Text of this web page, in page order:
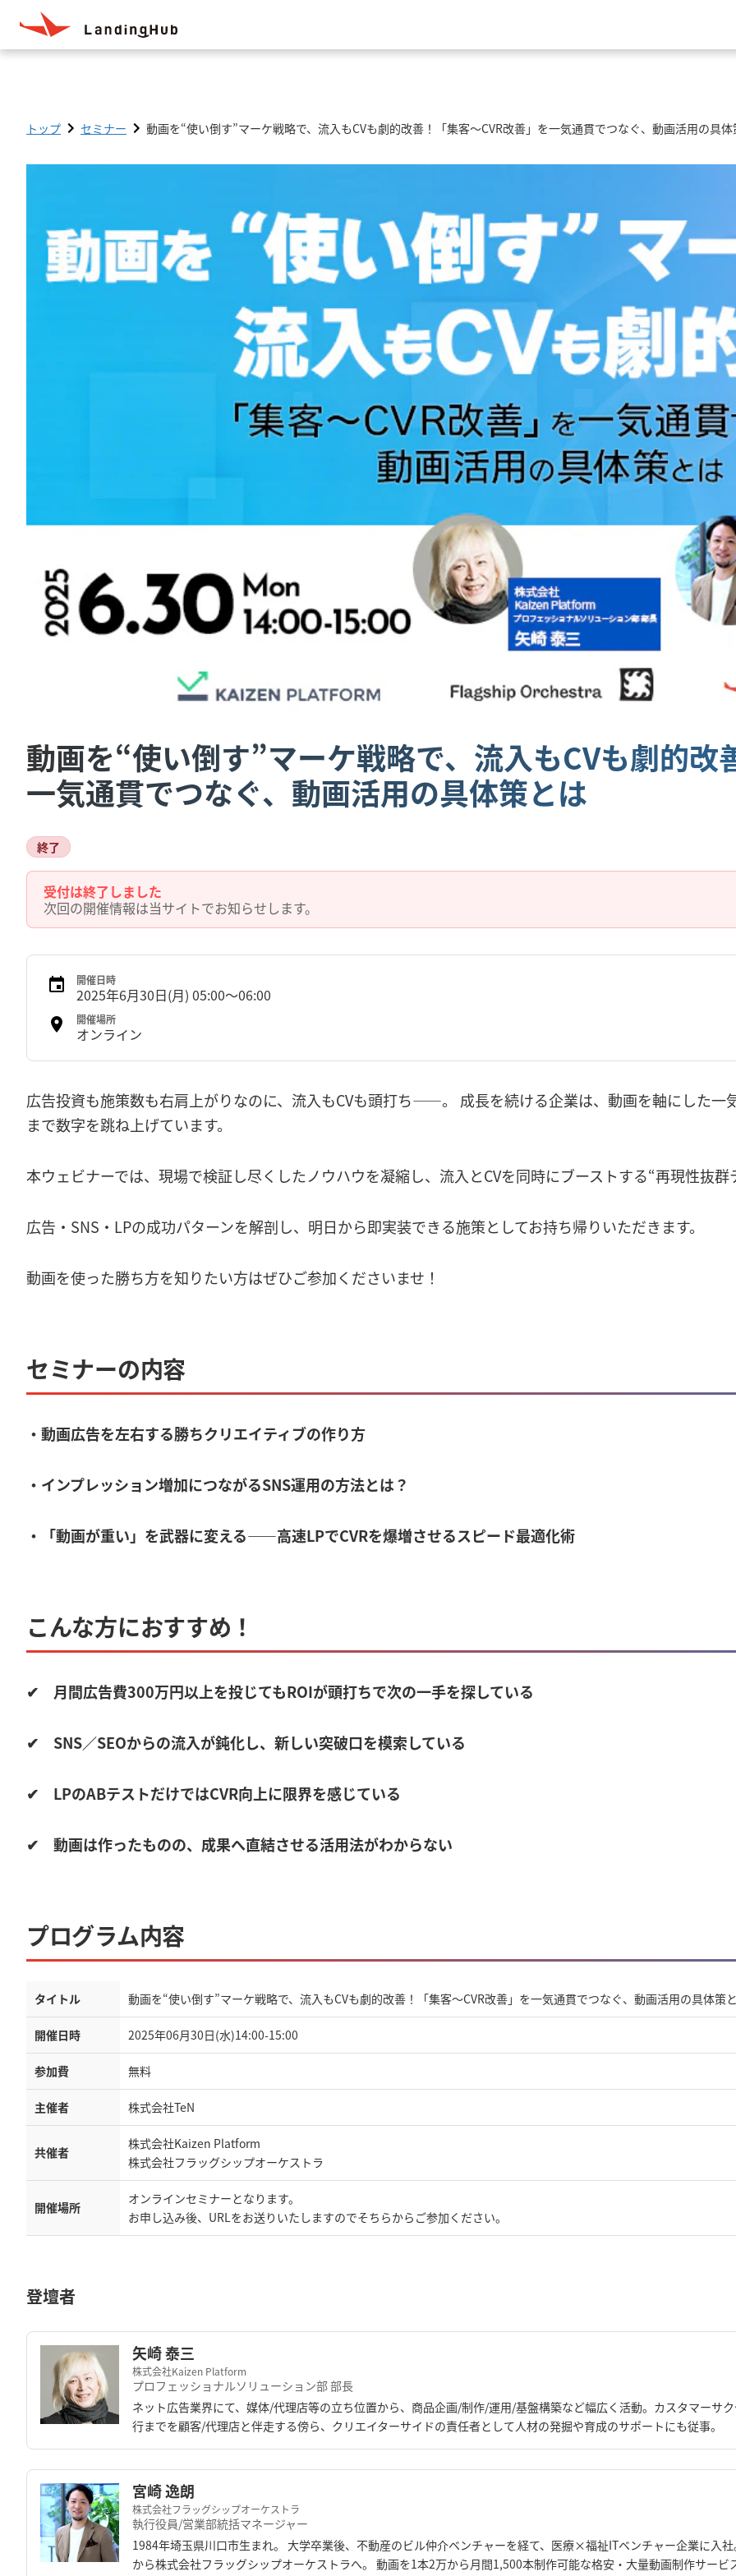
トップ セミナー 動画を“使い倒す”マーケ戦略で、流入もCVも劇的改善！「集客〜CVR改善」を一気通貫でつなぐ、動画活用の具
動画を“使い倒す”マーケ戦略で、流入もCVも劇的改
一気通貫でつなぐ、動画活用の具体策とは
終了
受付は終了しました
次回の開催情報は当サイトでお知らせします。
開催日時
2025年6月30日(月) 05:00〜06:00
開催場所
オンライン
広告投資も施策数も右肩上がりなのに、流入もCVも頭打ち――。 成長を続ける企業は、動画を軸にした一
まで数字を跳ね上げています。
本ウェビナーでは、現場で検証し尽くしたノウハウを凝縮し、流入とCVを同時にブーストする“再現性抜
広告・SNS・LPの成功パターンを解剖し、明日から即実装できる施策としてお持ち帰りいただきます。
動画を使った勝ち方を知りたい方はぜひご参加くださいませ！
セミナーの内容
・動画広告を左右する勝ちクリエイティブの作り方
・インプレッション増加につながるSNS運用の方法とは？
・「動画が重い」を武器に変える——高速LPでCVRを爆増させるスピード最適化術
こんな方におすすめ！
✔ 月間広告費300万円以上を投じてもROIが頭打ちで次の一手を探している
✔ SNS／SEOからの流入が鈍化し、新しい突破口を模索している
✔ LPのABテストだけではCVR向上に限界を感じている
✔ 動画は作ったものの、成果へ直結させる活用法がわからない
プログラム内容
タイトル 動画を“使い倒す”マーケ戦略で、流入もCVも劇的改善！「集客〜CVR改善」を一気通貫でつなぐ、動画活用の具体策
開催日時 2025年06月30日(水)14:00-15:00
参加費 無料
主催者 株式会社TeN
共催者
株式会社Kaizen Platform
株式会社フラッグシップオーケストラ
開催場所
オンラインセミナーとなります。
お申し込み後、URLをお送りいたしますのでそちらからご参加ください。
登壇者
矢崎 泰三
株式会社Kaizen Platform
プロフェッショナルソリューション部 部長
ネット広告業界にて、媒体/代理店等の立ち位置から、商品企画/制作/運用/基盤構築など幅広く活動。カスタマーサ
行までを顧客/代理店と伴走する傍ら、クリエイターサイドの責任者として人材の発掘や育成のサポートにも従事。
宮崎 逸朗
株式会社フラッグシップオーケストラ
執行役員/営業部統括マネージャー
1984年埼玉県川口市生まれ。 大学卒業後、不動産のビル仲介ベンチャーを経て、医療×福祉ITベンチャー企業に入
から株式会社フラッグシップオーケストラへ。 動画を1本2万から月間1,500本制作可能な格安・大量動画制作サー